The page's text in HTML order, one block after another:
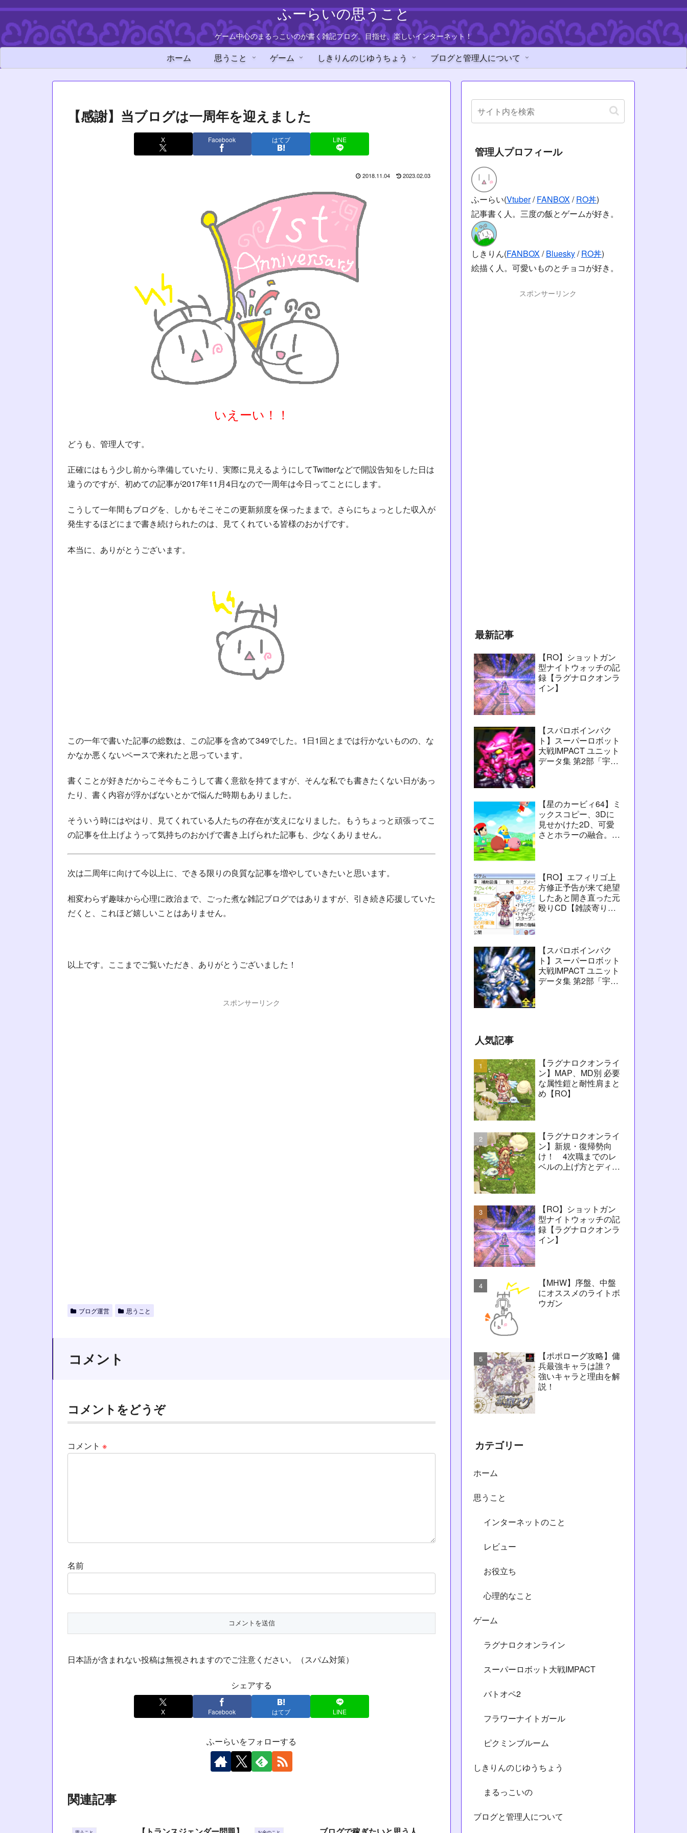
ふーらいの思うこと
ゲーム中心のまるっこいのが書く雑記ブログ。目指せ、楽しいインターネット！
ホーム 思うこと ゲーム しきりんのじゆうちょう ブログと管理人について
【感謝】当ブログは一周年を迎えました
X Facebook はてブ LINE
2018.11.04 2023.02.03
いえーい！！
どうも、管理人です。
正確にはもう少し前から準備していたり、実際に見えるようにしてTwitterなどで開設告知をした日は
違うのですが、初めての記事が2017年11月4日なので一周年は今日ってことにします。
こうして一年間もブログを、しかもそこそこの更新頻度を保ったままで。さらにちょっとした収入が
発生するほどにまで書き続けられたのは、見てくれている皆様のおかげです。
本当に、ありがとうございます。
この一年で書いた記事の総数は、この記事を含めて349でした。1日1回とまでは行かないものの、な
かなか悪くないペースで来れたと思っています。
書くことが好きだからこそ今もこうして書く意欲を持てますが、そんな私でも書きたくない日があっ
たり、書く内容が浮かばないとかで悩んだ時期もありました。
そういう時にはやはり、見てくれている人たちの存在が支えになりました。もうちょっと頑張ってこ
の記事を仕上げようって気持ちのおかげで書き上げられた記事も、少なくありません。
次は二周年に向けて今以上に、できる限りの良質な記事を増やしていきたいと思います。
相変わらず趣味から心理に政治まで、ごった煮な雑記ブログではありますが、引き続き応援していた
だくと、これほど嬉しいことはありません。
以上です。ここまでご覧いただき、ありがとうございました！
スポンサーリンク
ブログ運営 思うこと
コメント
コメントをどうぞ
コメント ※
名前
日本語が含まれない投稿は無視されますのでご注意ください。（スパム対策）
シェアする
X Facebook はてブ LINE
ふーらいをフォローする
関連記事
管理人プロフィール
ふーらい(Vtuber/FANBOX/RO丼)
記事書く人。三度の飯とゲームが好き。
しきりん(FANBOX/Bluesky/RO丼)
絵描く人。可愛いものとチョコが好き。
スポンサーリンク
最新記事
【RO】ショットガン
型ナイトウォッチの記
録【ラグナロクオンラ
イン】
【スパロボインパク
ト】スーパーロボット
大戦IMPACT ユニット
データ集 第2部「宇宙
【星のカービィ64】ミ
ックスコピー、3Dに
見せかけた2D、可愛
さとホラーの融合。数
【RO】エフィリゴ上
方修正予告が来て絶望
したあと開き直った元
殴りCD【雑談寄りの
【スパロボインパク
ト】スーパーロボット
大戦IMPACT ユニット
データ集 第2部「宇宙
人気記事
【ラグナロクオンライ
ン】MAP、MD別 必要
な属性鎧と耐性肩まと
め【RO】
【ラグナロクオンライ
ン】新規・復帰勢向
け！ 4次職までのレ
ベルの上げ方とディレ
【RO】ショットガン
型ナイトウォッチの記
録【ラグナロクオンラ
イン】
【MHW】序盤、中盤
にオススメのライトボ
ウガン
【ポポローグ攻略】傭
兵最強キャラは誰？
強いキャラと理由を解
説！
カテゴリー
ホーム
思うこと
インターネットのこと
レビュー
お役立ち
心理的なこと
ゲーム
ラグナロクオンライン
スーパーロボット大戦IMPACT
バトオペ2
フラワーナイトガール
ピクミンブルーム
しきりんのじゆうちょう
まるっこいの
ブログと管理人について